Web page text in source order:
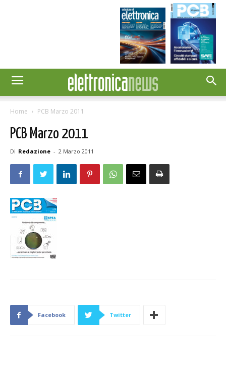
Home PCB Marzo 2011
PCB Marzo 2011
Di Redazione - 2 Marzo 2011
Facebook Twitter